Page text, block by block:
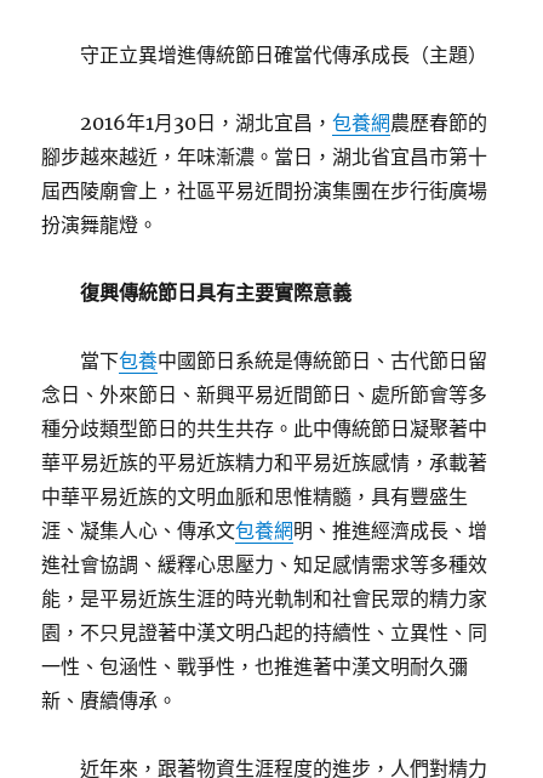
守正立異增進傳統節日確當代傳承成長（主題）
2016年1月30日，湖北宜昌，包養網農歷春節的
腳步越來越近，年味漸濃。當日，湖北省宜昌市第十
屆西陵廟會上，社區平易近間扮演集團在步行街廣場
扮演舞龍燈。
復興傳統節日具有主要實際意義
當下包養中國節日系統是傳統節日、古代節日留
念日、外來節日、新興平易近間節日、處所節會等多
種分歧類型節日的共生共存。此中傳統節日凝聚著中
華平易近族的平易近族精力和平易近族感情，承載著
中華平易近族的文明血脈和思惟精髓，具有豐盛生
涯、凝集人心、傳承文包養網明、推進經濟成長、增
進社會協調、緩釋心思壓力、知足感情需求等多種效
能，是平易近族生涯的時光軌制和社會民眾的精力家
園，不只見證著中漢文明凸起的持續性、立異性、同
一性、包涵性、戰爭性，也推進著中漢文明耐久彌
新、賡續傳承。
近年來，跟著物資生涯程度的進步，人們對精力